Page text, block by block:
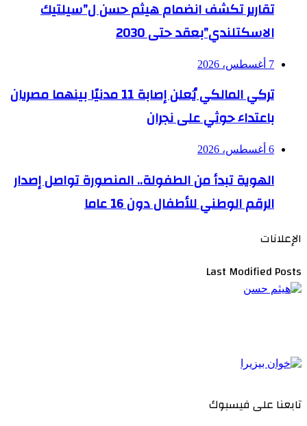
تقارير تكشف انضمام هيثم حسن ل”سيلتيك
الاسكتلندي”بعقد حتى 2030
7 أغسطس، 2026
تركي المالكي يُعلن إصابة 11 مدنيًا بينهما مصريان
باعتداء حوثي على نجران
6 أغسطس، 2026
الهوية تبدأ من الطفولة.. المنصورة تواصل إصدار
الرقم الوطني للأطفال دون 16 عاما
الإعلانات
Last Modified Posts
تابعنا على فيسبوك